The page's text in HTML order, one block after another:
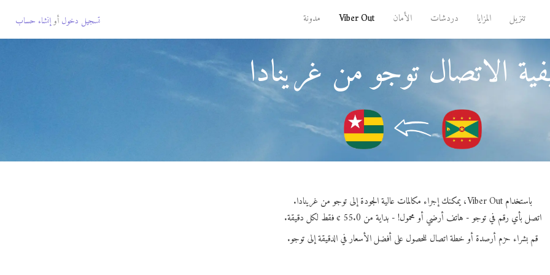
تنزيل المزايا دردشات الأمان Viber Out مدونة تسجيل دخول أوإنشاء حساب
الاتصال توجو من غرينادا
باستخدام Viber Out، يمكنك إجراء مكالمات عالية الجودة إلى توجو من غرينادا.
اتصل بأي رقم في توجو - هاتف أرضي أو محمول! - بداية من 55.0 ¢ فقط لكل دقيقة.
قم بشراء حزم أرصدة أو خطة اتصال للحصول على أفضل الأسعار في الدقيقة إلى توجو.